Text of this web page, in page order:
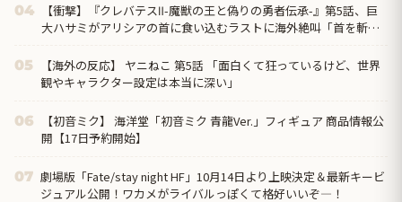
04
【衝撃】『クレバテスⅡ-魔獣の王と偽りの勇者伝承-』第5話、巨
大ハサミがアリシアの首に食い込むラストに海外絶叫「首を斬り
05
【海外の反応】 ヤニねこ 第5話 「面白くて狂っているけど、世界
観やキャラクター設定は本当に深い」
06
【初音ミク】 海洋堂「初音ミク 青龍Ver.」フィギュア 商品情報公
開【17日予約開始】
07 劇場版「Fate/stay night HF」10月14日より上映決定＆最新キービ
ジュアル公開！ワカメがライバルっぽくて格好いいぞ―！